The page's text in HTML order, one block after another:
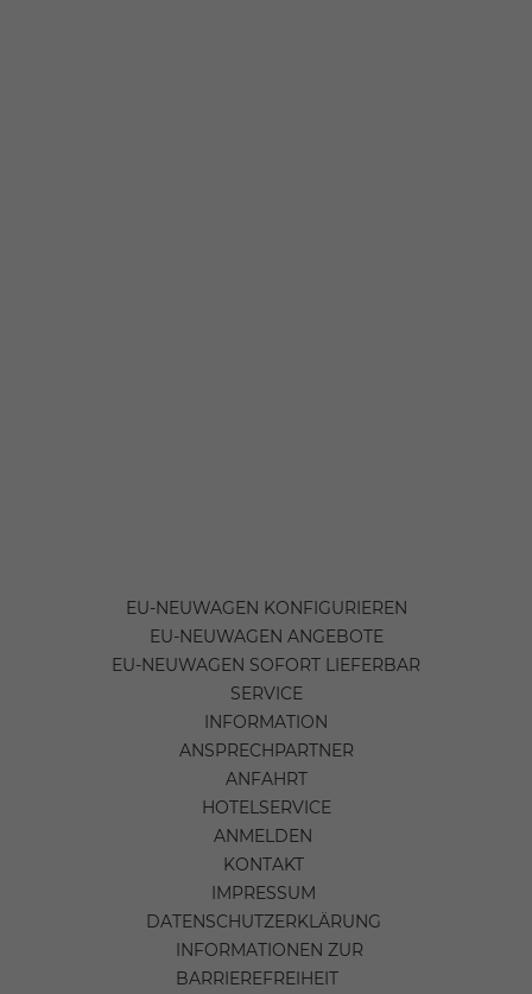
EU-NEUWAGEN KONFIGURIEREN
EU-NEUWAGEN ANGEBOTE
EU-NEUWAGEN SOFORT LIEFERBAR
SERVICE
INFORMATION
ANSPRECHPARTNER
ANFAHRT
HOTELSERVICE
ANMELDEN
KONTAKT
IMPRESSUM
DATENSCHUTZERKLÄRUNG
INFORMATIONEN ZUR
BARRIEREFREIHEIT